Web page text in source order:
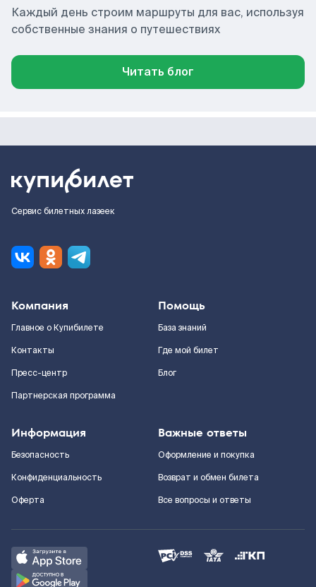
Каждый день строим маршруты для вас, используя
собственные знания о путешествиях
Читать блог
Сервис билетных лазеек
Компания
Главное о Купибилете
Контакты
Пресс-центр
Партнерская программа
Помощь
База знаний
Где мой билет
Блог
Информация
Безопасность
Конфиденциальность
Оферта
Важные ответы
Оформление и покупка
Возврат и обмен билета
Все вопросы и ответы